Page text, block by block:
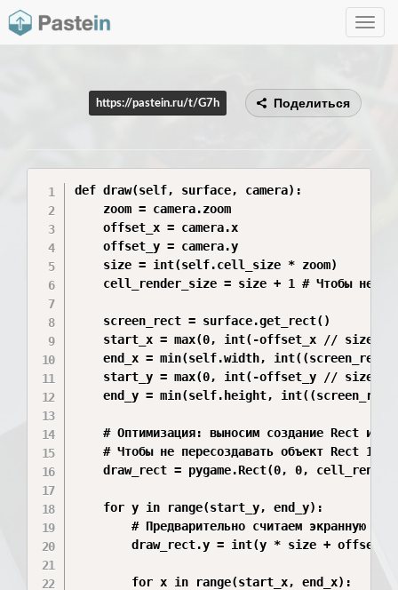
Toggle
https://pastein.ru/t/G7h Поделиться
def draw(self, surface, camera):
    zoom = camera.zoom
    offset_x = camera.x
    offset_y = camera.y
    size = int(self.cell_size * zoom)
cell_render_size = size + 1 # Чтобы не
    screen_rect = surface.get_rect()
    start_x = max(0, int(-offset_x // size))
end_x = min(self.width,
    start_y = max(0, int(-offset_y // size))
end_y = min(self.height,
# Оптимизация: выносим создание Rect или
# Чтобы не пересоздавать объект Rect
draw_rect = pygame.Rect(0, 0,
    for y in range(start_y, end_y):
# Предварительно считаем экранную
draw_rect.y = int(y * size +
        for x in range(start_x, end_x):